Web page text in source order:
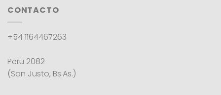
CONTACTO
+54 1164467263
Peru 2082
(San Justo, Bs.As.)